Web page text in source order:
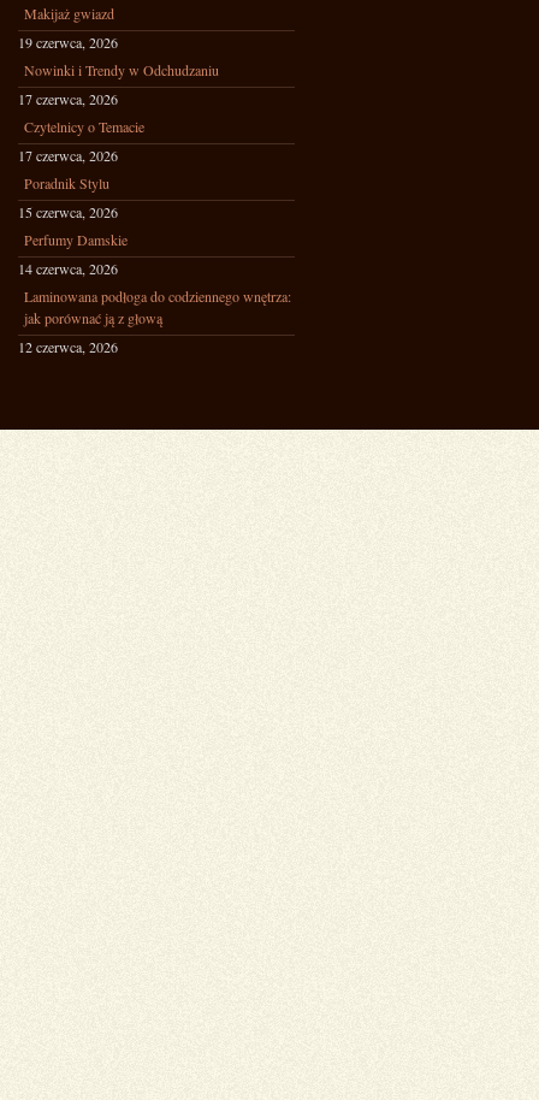
Makijaż gwiazd
19 czerwca, 2026
Nowinki i Trendy w Odchudzaniu
17 czerwca, 2026
Czytelnicy o Temacie
17 czerwca, 2026
Poradnik Stylu
15 czerwca, 2026
Perfumy Damskie
14 czerwca, 2026
Laminowana podłoga do codziennego wnętrza:
jak porównać ją z głową
12 czerwca, 2026